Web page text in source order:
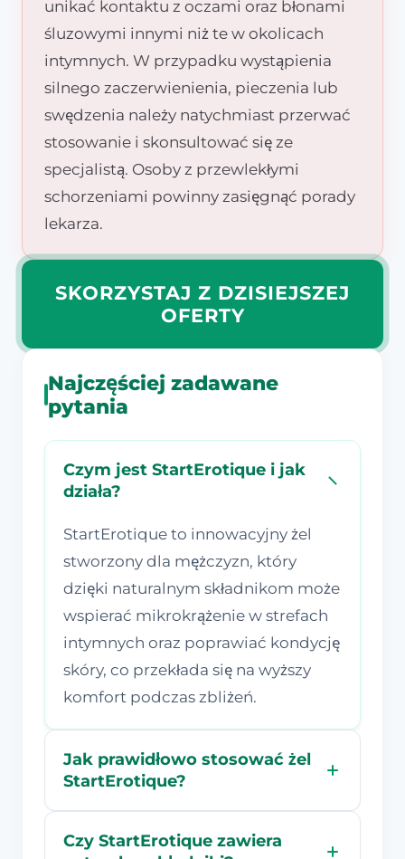
unikać kontaktu z oczami oraz błonami
śluzowymi innymi niż te w okolicach
intymnych. W przypadku wystąpienia
silnego zaczerwienienia, pieczenia lub
swędzenia należy natychmiast przerwać
stosowanie i skonsultować się ze
specjalistą. Osoby z przewlekłymi
schorzeniami powinny zasięgnąć porady
lekarza.
SKORZYSTAJ Z DZISIEJSZEJ
OFERTY
Najczęściej zadawane
pytania
Czym jest StartErotique i jak
działa?
StartErotique to innowacyjny żel
stworzony dla mężczyzn, który
dzięki naturalnym składnikom może
wspierać mikrokrążenie w strefach
intymnych oraz poprawiać kondycję
skóry, co przekłada się na wyższy
komfort podczas zbliżeń.
Jak prawidłowo stosować żel
StartErotique?
Czy StartErotique zawiera